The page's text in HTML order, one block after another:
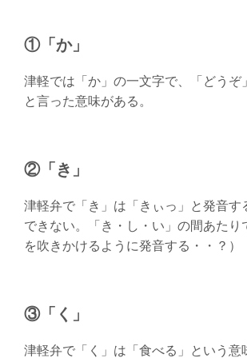
①「か」
津軽では「か」の一文字で、「どうぞ
と言った意味がある。
②「き」
津軽弁で「き」は「きぃっ」と発音す
できない。「き・し・い」の間あたり
を吹きかけるように発音する・・？）
③「く」
津軽弁で「く」は「食べる」という意